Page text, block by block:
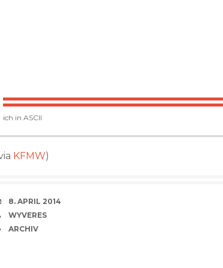
ich in ASCII
KFMW)
VERABREDUNG
8. APRIL 2014
VERFASSER
WYVERES
CATEGORIES
ARCHIV